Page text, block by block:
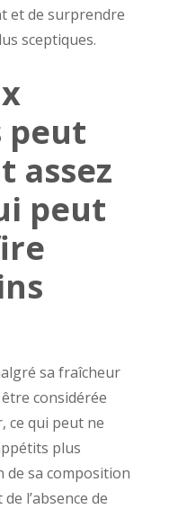
et de surprendre
sceptiques.
peut
assez
peut
sa fraîcheur
considérée
ce qui peut ne
plus
de sa composition
l’absence de